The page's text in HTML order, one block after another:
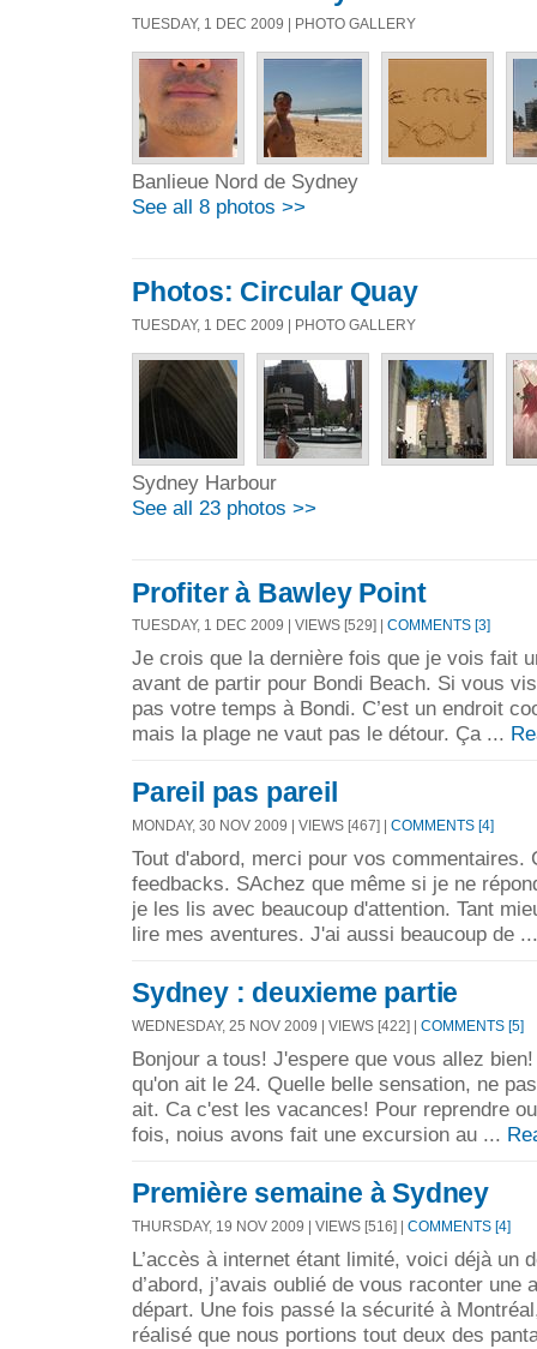
TUESDAY, 1 DEC 2009 | PHOTO GALLERY
Banlieue Nord de Sydney
See all 8 photos >>
Photos: Circular Quay
TUESDAY, 1 DEC 2009 | PHOTO GALLERY
Sydney Harbour
See all 23 photos >>
Profiter à Bawley Point
TUESDAY, 1 DEC 2009 | VIEWS [529] | COMMENTS [3]
Je crois que la dernière fois que je vois fait
avant de partir pour Bondi Beach. Si vous
pas votre temps à Bondi. C’est un endroit
mais la plage ne vaut pas le détour. Ça ...
Pareil pas pareil
MONDAY, 30 NOV 2009 | VIEWS [467] | COMMENTS [4]
Tout d'abord, merci pour vos commentaires.
feedbacks. SAchez que même si je ne
je les lis avec beaucoup d'attention. Tant
lire mes aventures. J'ai aussi beaucoup de
Sydney : deuxieme partie
WEDNESDAY, 25 NOV 2009 | VIEWS [422] | COMMENTS [5]
Bonjour a tous! J'espere que vous allez
qu'on ait le 24. Quelle belle sensation, ne
ait. Ca c'est les vacances! Pour reprendre
fois, noius avons fait une excursion au ...
Première semaine à Sydney
THURSDAY, 19 NOV 2009 | VIEWS [516] | COMMENTS [4]
L’accès à internet étant limité, voici déjà un
d’abord, j’avais oublié de vous raconter une
départ. Une fois passé la sécurité à
réalisé que nous portions tout deux des